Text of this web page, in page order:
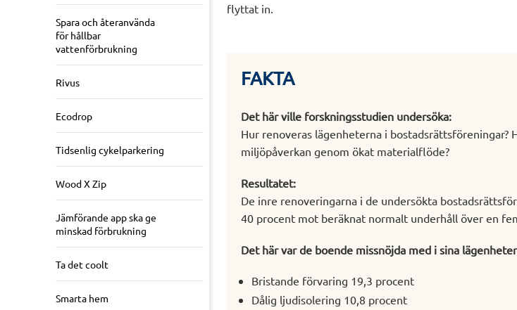
Spara och återanvända
för hållbar
vattenförbrukning
Rivus
Ecodrop
Tidsenlig cykelparkering
Wood X Zip
Jämförande app ska ge
minskad förbrukning
Ta det coolt
Smarta hem
flyttat in.
FAKTA
Det här ville forskningsstudien undersöka:
Hur renoveras lägenheterna i bostadsrättsföreningar?
miljöpåverkan genom ökat materialflöde?
Resultatet:
De inre renoveringarna i de undersökta
40 procent mot beräknat normalt underhåll över en
Det här var de boende missnöjda med i sina
Bristande förvaring 19,3 procent
Dålig ljudisolering 10,8 procent